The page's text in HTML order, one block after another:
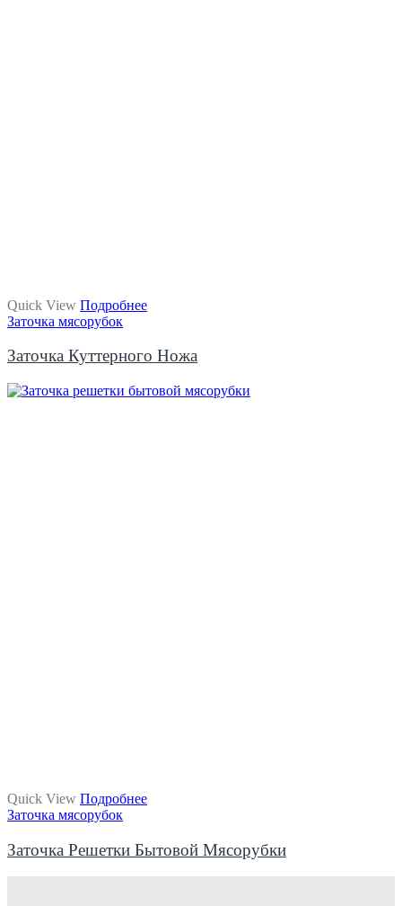
Quick View Подробнее
Заточка мясорубок
Заточка Куттерного Ножа
Quick View Подробнее
Заточка мясорубок
Заточка Решетки Бытовой Мясорубки